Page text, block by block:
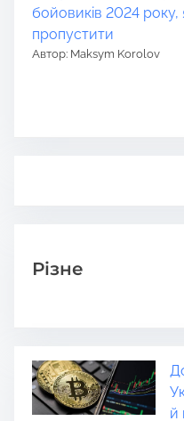
бойовиків 2024 року,
пропустити
Автор: Maksym Korolov
Різне
й